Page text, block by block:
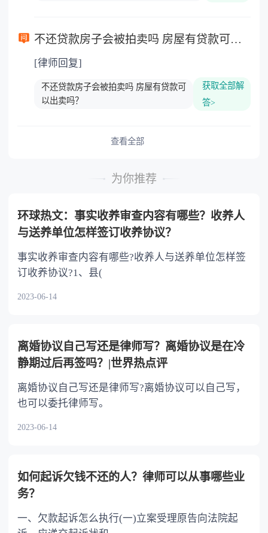
不还贷款房子会被拍卖吗 房屋有贷款可以出卖吗？
[律师回复]
不还贷款房子会被拍卖吗 房屋有贷款可
以出卖吗？
获取全部解
答>
查看全部
为你推荐
环球热文：事实收养审查内容有哪些？收养人
与送养单位怎样签订收养协议？
事实收养审查内容有哪些?收养人与送养单位怎样签
订收养协议?1、县(
2023-06-14
离婚协议自己写还是律师写？离婚协议是在冷
静期过后再签吗？|世界热点评
离婚协议自己写还是律师写?离婚协议可以自己写，
也可以委托律师写。
2023-06-14
如何起诉欠钱不还的人？律师可以从事哪些业
务？
一、欠款起诉怎么执行(一)立案受理原告向法院起